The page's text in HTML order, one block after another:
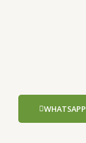
WHATSAPP